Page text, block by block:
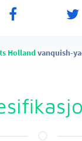
Hollandvanquish-